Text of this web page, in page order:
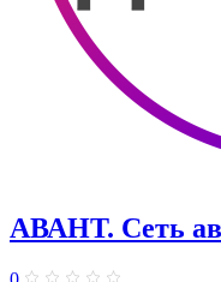
АВАНТ. ​Сеть